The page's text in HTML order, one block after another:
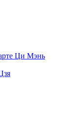
Ци Мэнь